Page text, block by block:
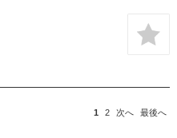
1 2 次へ 最後へ